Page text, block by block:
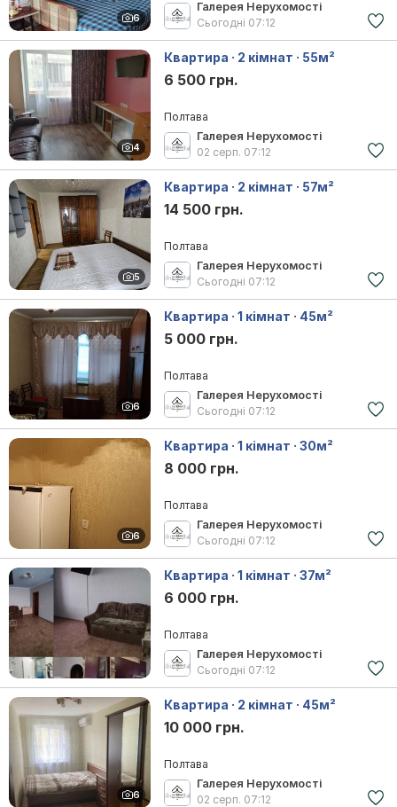
6
Галерея Нерухомості
Сьогодні 07:12
4
Квартира · 2 кімнат · 55м²
6 500 грн.
Полтава
Галерея Нерухомості
02 серп. 07:12
5
Квартира · 2 кімнат · 57м²
14 500 грн.
Полтава
Галерея Нерухомості
Сьогодні 07:12
6
Квартира · 1 кімнат · 45м²
5 000 грн.
Полтава
Галерея Нерухомості
Сьогодні 07:12
6
Квартира · 1 кімнат · 30м²
8 000 грн.
Полтава
Галерея Нерухомості
Сьогодні 07:12
Квартира · 1 кімнат · 37м²
6 000 грн.
Полтава
Галерея Нерухомості
Сьогодні 07:12
6
Квартира · 2 кімнат · 45м²
10 000 грн.
Полтава
Галерея Нерухомості
02 серп. 07:12